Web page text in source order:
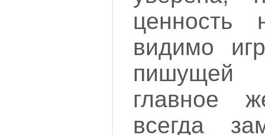
ценность
видимо
главное
всегда